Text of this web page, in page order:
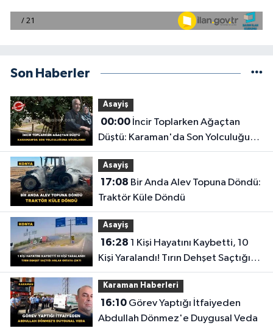
Son Haberler
Asayiş
00:00İncir Toplarken Ağaçtan
Düştü: Karaman'da Son Yolculuğuna
Uğurlandı
Asayiş
17:08
Traktör Küle Döndü
Asayiş
16:28
Kişi Yaralandı! Tırın Dehşet Saçtığı
Anlar Ortaya Çıktı
Karaman Haberleri
16:10Görev Yaptığı İtfaiyeden
Abdullah Dönmez'e Duygusal Veda